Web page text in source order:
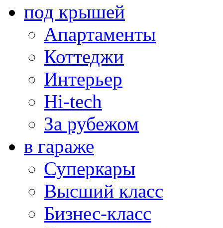
под крышей
Апартаменты
Коттеджи
Интерьер
Hi-tech
За рубежом
в гараже
Суперкары
Высший класс
Бизнес-класс